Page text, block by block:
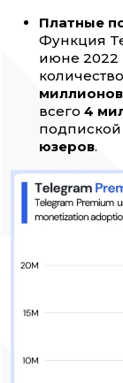
Платные
Функция
июне 2022
миллионов
всего 4
юзеров.